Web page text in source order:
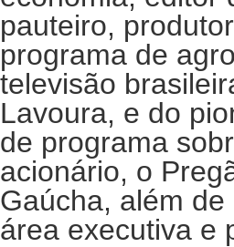
pauteiro,
programa de
televisão
Lavoura, e do
de programa
acionário, o
Gaúcha, além
área executiva e